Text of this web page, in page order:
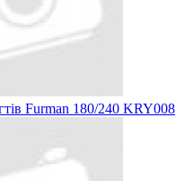
Furman 180/240 KRY008